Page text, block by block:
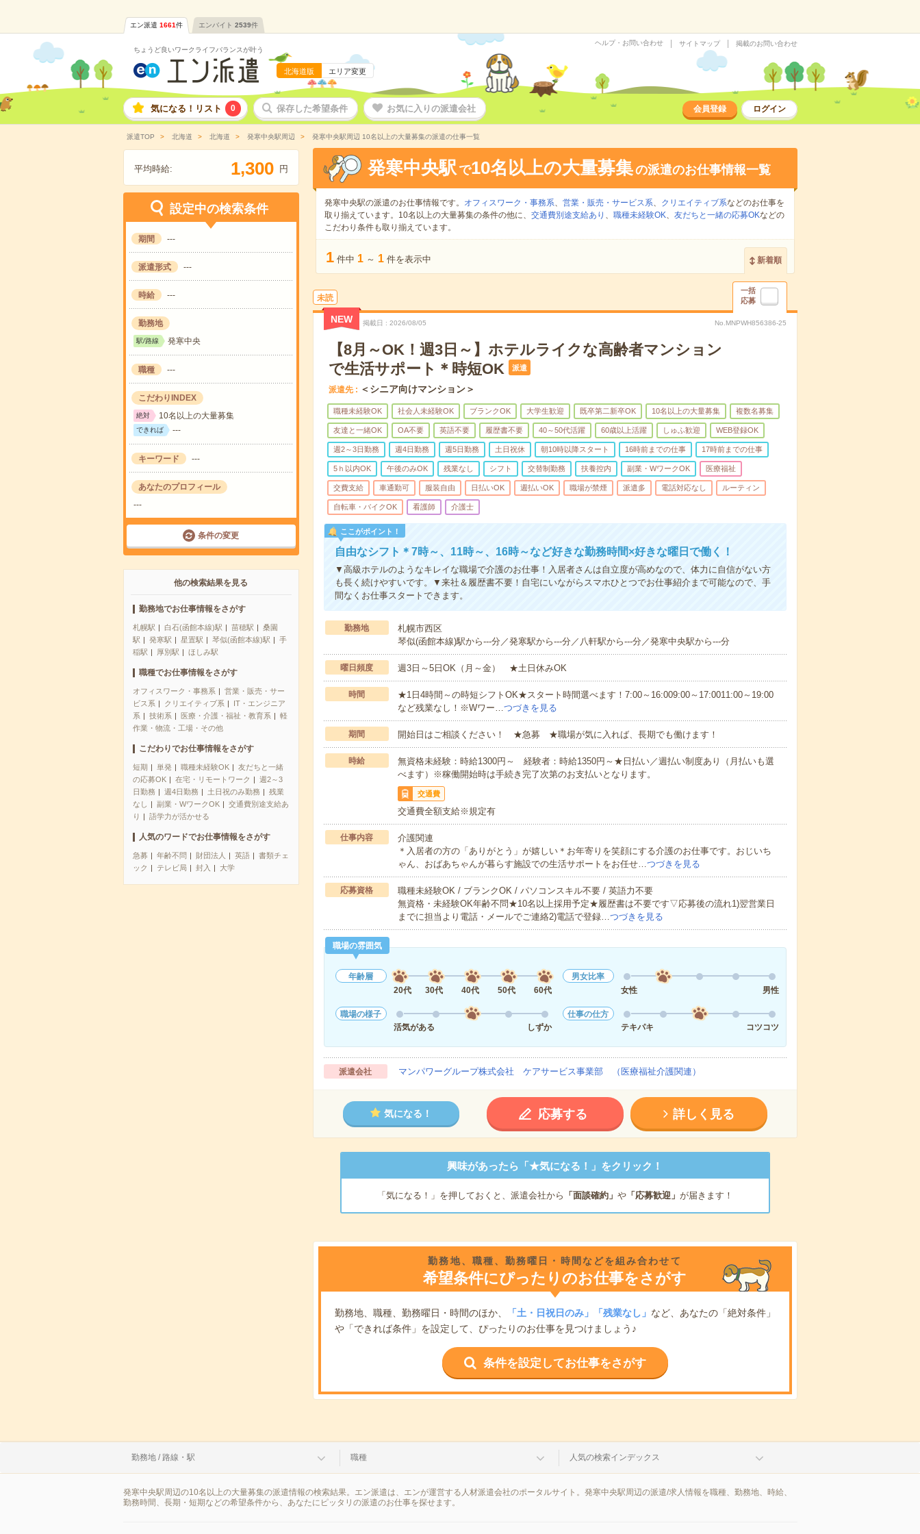
エン派遣 1661件 エンバイト 2539件
ちょうど良いワークライフバランスが叶う
北海道版 エリア変更
ヘルプ・お問い合わせ サイトマップ 掲載のお問い合わせ
気になる！リスト 0 保存した希望条件 お気に入りの派遣会社 会員登録 ログイン
派遣TOP 北海道 北海道 発寒中央駅周辺 発寒中央駅周辺 10名以上の大量募集の派遣の仕事一覧
平均時給: 1,300 円
設定中の検索条件
期間 ---
派遣形式 ---
時給 ---
勤務地
駅/路線 発寒中央
職種 ---
こだわりINDEX
絶対 10名以上の大量募集
できれば ---
キーワード ---
あなたのプロフィール
---
条件の変更
他の検索結果を見る
勤務地でお仕事情報をさがす
札幌駅 白石(函館本線)駅 苗穂駅
桑園
駅
発寒駅 星置駅 琴似(函館本線)駅
手
稲駅
厚別駅 ほしみ駅
職種でお仕事情報をさがす
オフィスワーク・事務系
営業・販売・サー
ビス系
クリエイティブ系
IT・エンジニア
系
技術系 医療・介護・福祉・教育系
軽
作業・物流・工場・その他
こだわりでお仕事情報をさがす
短期 単発 職種未経験OK
友だちと一緒
の応募OK
在宅・リモートワーク
週2～3
日勤務
週4日勤務 土日祝のみ勤務
残業
なし
副業・WワークOK
交通費別途支給あ
り
語学力が活かせる
人気のワードでお仕事情報をさがす
急募 年齢不問 財団法人 英語
書類チェ
ック
テレビ局 封入 大学
発寒中央駅 で10名以上の大量募集の派遣のお仕事情報一覧
発寒中央駅の派遣のお仕事情報です。 オフィスワーク・事務系、 営業・販売・サービス系、 クリエイティブ系などのお仕事を
取り揃えています。10名以上の大量募集の条件の他に、 交通費別途支給あり 、 職種未経験OK、 友だちと一緒の応募OKなどの
こだわり条件も取り揃えています。
1 件中 1 ～ 1 件を表示中 新着順
未読
一括
応募
NEW 掲載日 2026/08/05 No.MNPWH856386-25
【8月～OK！週3日～】ホテルライクな高齢者マンション
で生活サポート＊時短OK
派遣
派遣先 ＜シニア向けマンション＞
職種未経験OK 社会人未経験OK ブランクOK 大学生歓迎 既卒第二新卒OK 10名以上の大量募集 複数名募集
友達と一緒OK OA不要 英語不要 履歴書不要 40～50代活躍 60歳以上活躍 しゅふ歓迎 WEB登録OK
週2～3日勤務 週4日勤務 週5日勤務 土日祝休 朝10時以降スタート 16時前までの仕事 17時前までの仕事
5ｈ以内OK 午後のみOK 残業なし シフト 交替制勤務 扶養控内 副業・WワークOK 医療福祉
交費支給 車通勤可 服装自由 日払いOK 週払いOK 職場が禁煙 派遣多 電話対応なし ルーティン
自転車・バイクOK 看護師 介護士
ここがポイント！
自由なシフト＊7時～、11時～、16時～など好きな勤務時間×好きな曜日で働く！
▼高級ホテルのようなキレイな職場で介護のお仕事！入居者さんは自立度が高めなので、体力に自信がない方
も長く続けやすいです。▼来社＆履歴書不要！自宅にいながらスマホひとつでお仕事紹介まで可能なので、手
間なくお仕事スタートできます。
勤務地
札幌市西区
琴似(函館本線)駅から---分／発寒駅から---分／八軒駅から---分／発寒中央駅から---分
曜日頻度 週3日～5日OK（月～金） ★土日休みOK
時間
★1日4時間～の時短シフトOK★スタート時間選べます！7:00～16:009:00～17:0011:00～19:00
など残業なし！※Wワー…つづきを見る
期間 開始日はご相談ください！ ★急募 ★職場が気に入れば、長期でも働けます！
時給
無資格未経験：時給1300円～ 経験者：時給1350円～★日払い／週払い制度あり（月払いも選
べます）※稼働開始時は手続き完了次第のお支払いとなります。
交通費
交通費全額支給※規定有
仕事内容
介護関連
＊入居者の方の「ありがとう」が嬉しい＊お年寄りを笑顔にする介護のお仕事です。おじいち
ゃん、おばあちゃんが暮らす施設での生活サポートをお任せ…つづきを見る
応募資格
職種未経験OK / ブランクOK / パソコンスキル不要 / 英語力不要
無資格・未経験OK年齢不問★10名以上採用予定★履歴書は不要です▽応募後の流れ1)翌営業日
までに担当より電話・メールでご連絡2)電話で登録…つづきを見る
職場の雰囲気
年齢層
20代
30代 40代 50代 60代
男女比率
女性
男性
職場の様子
活気がある
しずか
仕事の仕方
テキパキ
コツコツ
派遣会社 マンパワーグループ株式会社 ケアサービス事業部 （医療福祉介護関連）
気になる！ 応募する 詳しく見る
興味があったら「★気になる！」をクリック！
「気になる！」を押しておくと、派遣会社から 「面談確約」 や「応募歓迎」 が届きます！
勤務地、職種、勤務曜日・時間などを組み合わせて
希望条件にぴったりのお仕事をさがす
勤務地、職種、勤務曜日・時間のほか、 「土・日祝日のみ」「残業なし」 など、あなたの「絶対条件」
や「できれば条件」を設定して、ぴったりのお仕事を見つけましょう♪
条件を設定してお仕事をさがす
勤務地 / 路線・駅 職種 人気の検索インデックス
発寒中央駅周辺の10名以上の大量募集の派遣情報の検索結果。エン派遣は、エンが運営する人材派遣会社のポータルサイト。発寒中央駅周辺の派遣/求人情報を職種、勤務地、時給、
勤務時間、長期・短期などの希望条件から、あなたにピッタリの派遣のお仕事を探せます。